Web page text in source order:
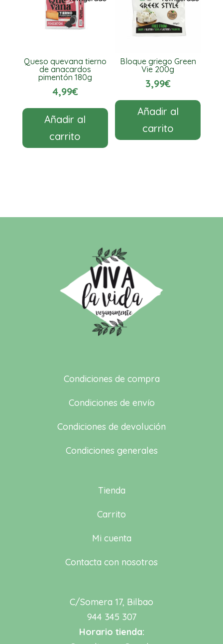
Queso quevana tierno
de anacardos
pimentón 180g
4,99€
Añadir al
carrito
Bloque griego Green
Vie 200g
3,99€
Añadir al
carrito
Condiciones de compra
Condiciones de envío
Condiciones de devolución
Condiciones generales
Tienda
Carrito
Mi cuenta
Contacta con nosotros
C/Somera 17, Bilbao
944 345 307
Horario tienda: